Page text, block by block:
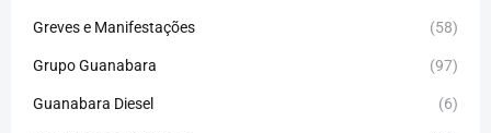
Greves e Manifestações (58)
Grupo Guanabara (97)
Guanabara Diesel (6)